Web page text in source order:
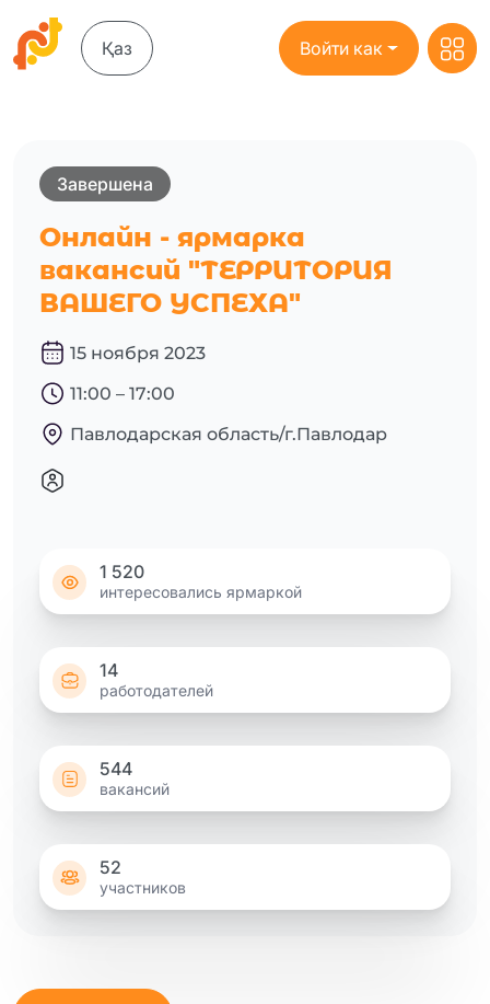
Қаз Войти как
Завершена
Онлайн - ярмарка
вакансий "ТЕРРИТОРИЯ
ВАШЕГО УСПЕХА"
15 ноября 2023
11:00 – 17:00
Павлодарская область/г.Павлодар
1 520
интересовались ярмаркой
14
работодателей
544
вакансий
52
участников